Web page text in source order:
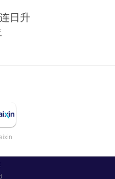
个性化的选择。
成为家居行业的新焦
旗下家居品牌，
HOME；房产大亨碧桂
HOME”。
日升